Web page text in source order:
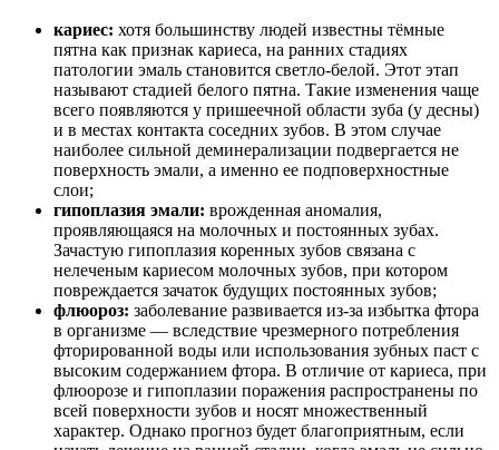
кариес: хотя большинству людей известны тёмные
пятна как признак кариеса, на ранних стадиях
патологии эмаль становится светло-белой. Этот этап
называют стадией белого пятна. Такие изменения чаще
всего появляются у пришеечной области зуба (у десны)
и в местах контакта соседних зубов. В этом случае
наиболее сильной деминерализации подвергается не
поверхность эмали, а именно ее подповерхностные
слои;
гипоплазия эмали: врожденная аномалия,
проявляющаяся на молочных и постоянных зубах.
Зачастую гипоплазия коренных зубов связана с
нелеченым кариесом молочных зубов, при котором
повреждается зачаток будущих постоянных зубов;
флюороз: заболевание развивается из-за избытка фтора
в организме — вследствие чрезмерного потребления
фторированной воды или использования зубных паст с
высоким содержанием фтора. В отличие от кариеса, при
флюорозе и гипоплазии поражения распространены по
всей поверхности зубов и носят множественный
характер. Однако прогноз будет благоприятным, если